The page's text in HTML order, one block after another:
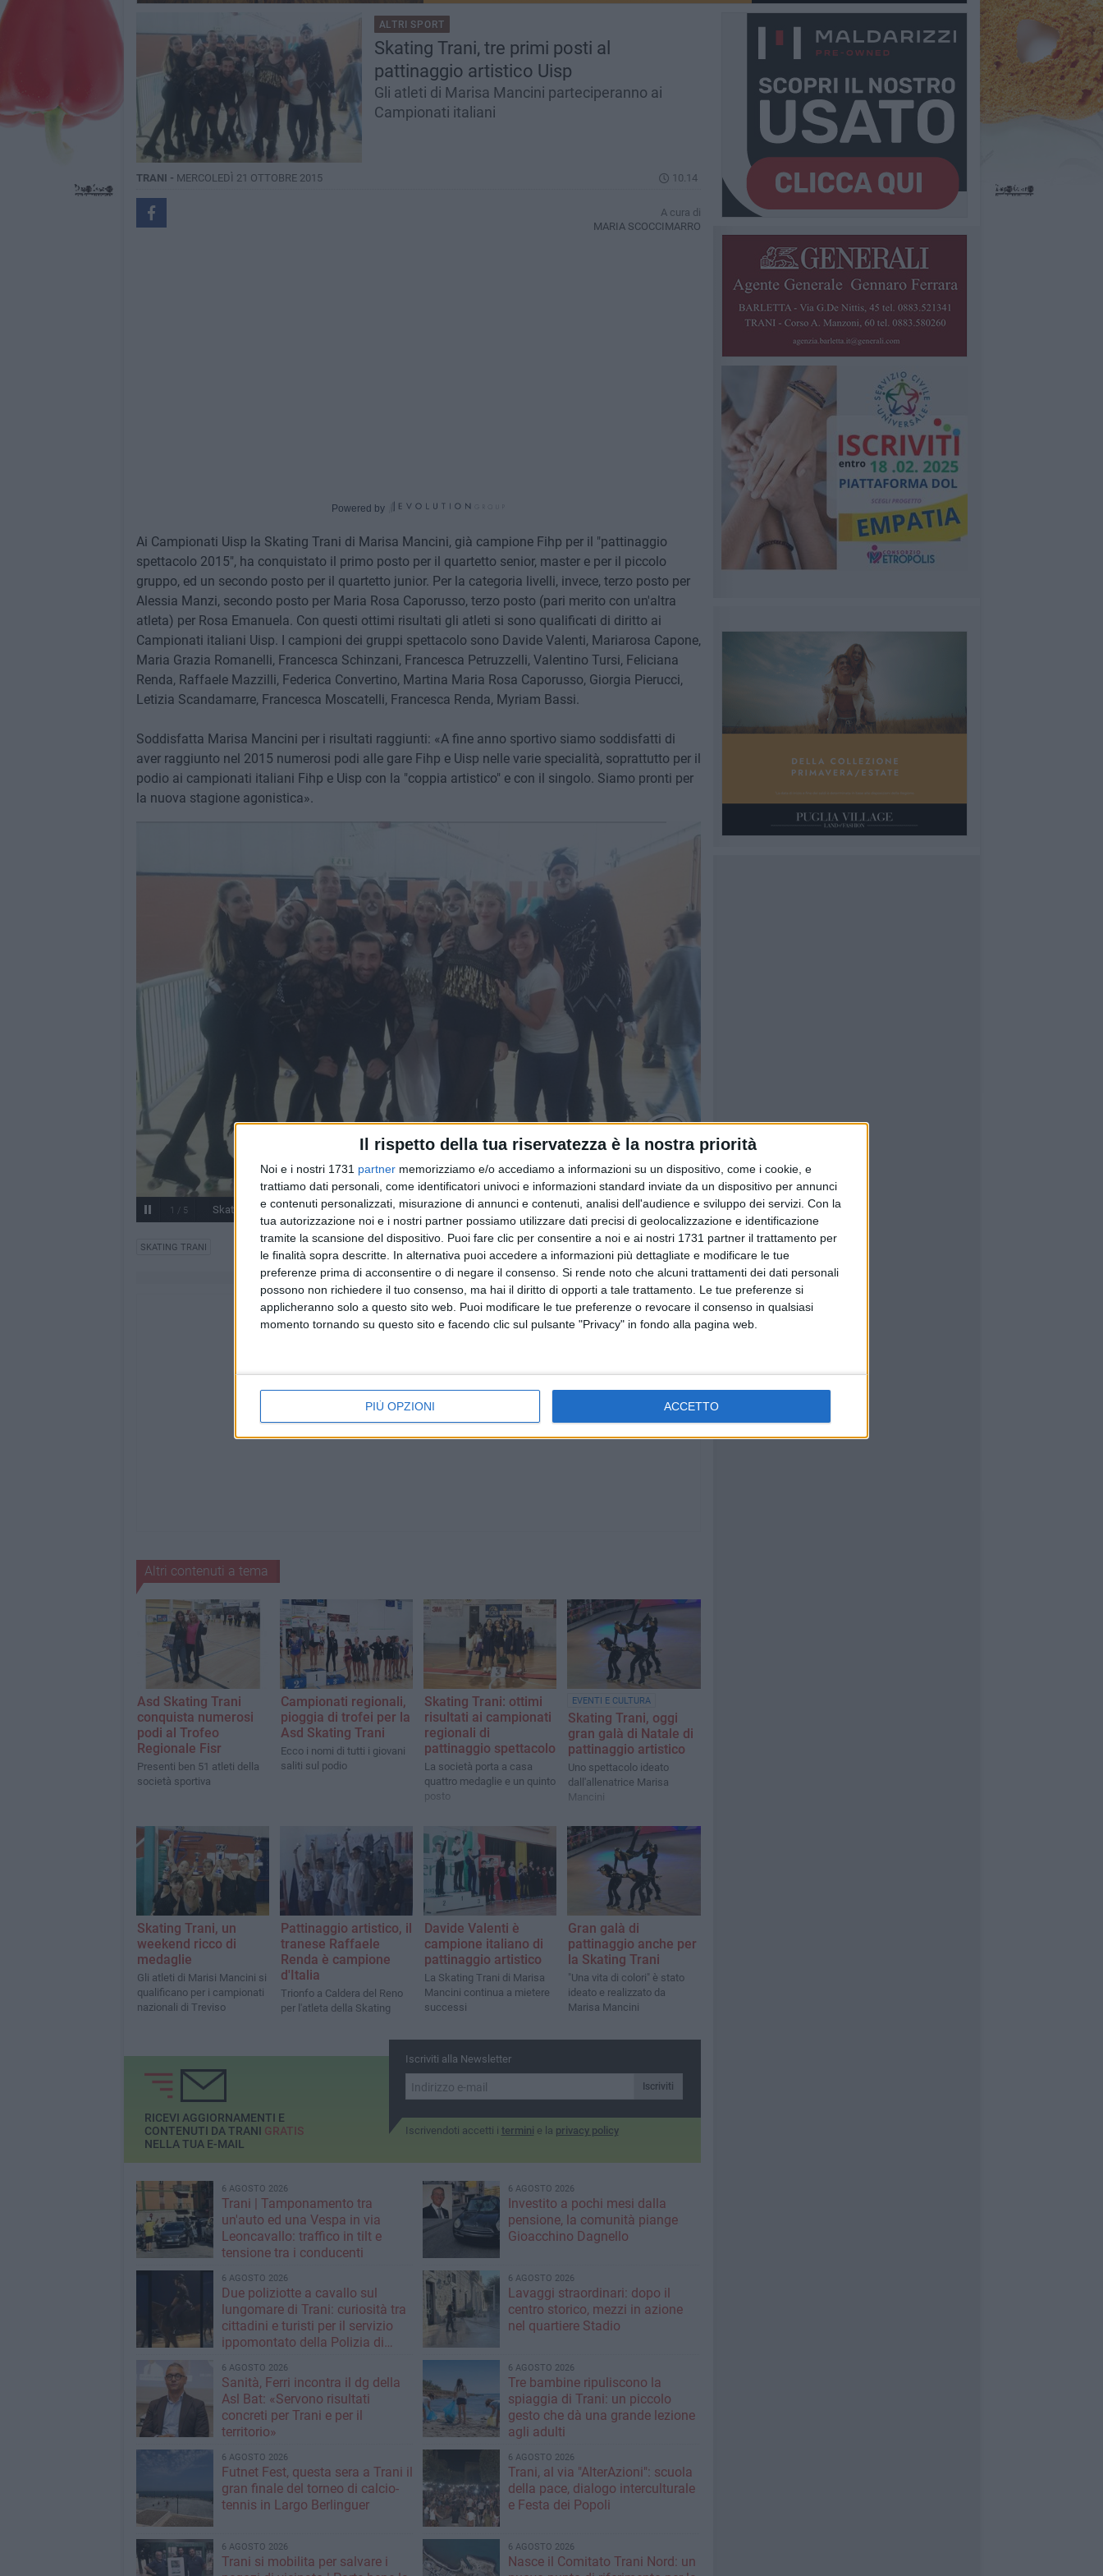
Il rispetto della tua riservatezza è la nostra priorità
Noi e i nostri 1731 partner memorizziamo e/o accediamo a informazioni su un dispositivo, come i cookie, e
trattiamo dati personali, come identificatori univoci e informazioni standard inviate da un dispositivo per annunci
e contenuti personalizzati, misurazione di annunci e contenuti, analisi dell'audience e sviluppo dei servizi. Con la
tua autorizzazione noi e i nostri partner possiamo utilizzare dati precisi di geolocalizzazione e identificazione
tramite la scansione del dispositivo. Puoi fare clic per consentire a noi e ai nostri 1731 partner il trattamento per
le finalità sopra descritte. In alternativa puoi accedere a informazioni più dettagliate e modificare le tue
preferenze prima di acconsentire o di negare il consenso. Si rende noto che alcuni trattamenti dei dati personali
possono non richiedere il tuo consenso, ma hai il diritto di opporti a tale trattamento. Le tue preferenze si
applicheranno solo a questo sito web. Puoi modificare le tue preferenze o revocare il consenso in qualsiasi
momento tornando su questo sito e facendo clic sul pulsante "Privacy" in fondo alla pagina web.
PIÙ OPZIONI ACCETTO
ALTRI SPORT
Skating Trani, tre primi posti al
pattinaggio artistico Uisp
Gli atleti di Marisa Mancini parteciperanno ai
Campionati italiani
TRANI - MERCOLEDÌ 21 OTTOBRE 2015 10.14
A cura di
MARIA SCOCCIMARRO
Powered by
Ai Campionati Uisp la Skating Trani di Marisa Mancini, già campione Fihp per il "pattinaggio
spettacolo 2015", ha conquistato il primo posto per il quartetto senior, master e per il piccolo
gruppo, ed un secondo posto per il quartetto junior. Per la categoria livelli, invece, terzo posto per
Alessia Manzi, secondo posto per Maria Rosa Caporusso, terzo posto (pari merito con un'altra
atleta) per Rosa Emanuela. Con questi ottimi risultati gli atleti si sono qualificati di diritto ai
Campionati italiani Uisp. I campioni dei gruppi spettacolo sono Davide Valenti, Mariarosa Capone,
Maria Grazia Romanelli, Francesca Schinzani, Francesca Petruzzelli, Valentino Tursi, Feliciana
Renda, Raffaele Mazzilli, Federica Convertino, Martina Maria Rosa Caporusso, Giorgia Pierucci,
Letizia Scandamarre, Francesca Moscatelli, Francesca Renda, Myriam Bassi.
Soddisfatta Marisa Mancini per i risultati raggiunti: «A fine anno sportivo siamo soddisfatti di
aver raggiunto nel 2015 numerosi podi alle gare Fihp e Uisp nelle varie specialità, soprattutto per il
podio ai campionati italiani Fihp e Uisp con la "coppia artistico" e con il singolo. Siamo pronti per
la nuova stagione agonistica».
1 / 5 Skating Trani, tre ori alla gara Uisp
SKATING TRANI
Altri contenuti a tema
Asd Skating Trani
conquista numerosi
podi al Trofeo
Regionale Fisr
Presenti ben 51 atleti della
società sportiva
Campionati regionali,
pioggia di trofei per la
Asd Skating Trani
Ecco i nomi di tutti i giovani
saliti sul podio
Skating Trani: ottimi
risultati ai campionati
regionali di
pattinaggio spettacolo
La società porta a casa
quattro medaglie e un quinto
posto
EVENTI E CULTURA
Skating Trani, oggi
gran galà di Natale di
pattinaggio artistico
Uno spettacolo ideato
dall'allenatrice Marisa
Mancini
Skating Trani, un
weekend ricco di
medaglie
Gli atleti di Marisi Mancini si
qualificano per i campionati
nazionali di Treviso
Pattinaggio artistico, il
tranese Raffaele
Renda è campione
d'Italia
Trionfo a Caldera del Reno
per l'atleta della Skating
Davide Valenti è
campione italiano di
pattinaggio artistico
La Skating Trani di Marisa
Mancini continua a mietere
successi
Gran galà di
pattinaggio anche per
la Skating Trani
"Una vita di colori" è stato
ideato e realizzato da
Marisa Mancini
Iscriviti alla Newsletter
Iscriviti
Iscrivendoti accetti i termini e la privacy policy
RICEVI AGGIORNAMENTI E
CONTENUTI DA TRANI GRATIS
NELLA TUA E-MAIL
6 AGOSTO 2026
Trani | Tamponamento tra
un'auto ed una Vespa in via
Leoncavallo: traffico in tilt e
tensione tra i conducenti
6 AGOSTO 2026
Investito a pochi mesi dalla
pensione, la comunità piange
Gioacchino Dagnello
6 AGOSTO 2026
Due poliziotte a cavallo sul
lungomare di Trani: curiosità tra
cittadini e turisti per il servizio
ippomontato della Polizia di
6 AGOSTO 2026
Lavaggi straordinari: dopo il
centro storico, mezzi in azione
nel quartiere Stadio
6 AGOSTO 2026
Sanità, Ferri incontra il dg della
Asl Bat: «Servono risultati
concreti per Trani e per il
territorio»
6 AGOSTO 2026
Tre bambine ripuliscono la
spiaggia di Trani: un piccolo
gesto che dà una grande lezione
agli adulti
6 AGOSTO 2026
Futnet Fest, questa sera a Trani il
gran finale del torneo di calcio-
tennis in Largo Berlinguer
6 AGOSTO 2026
Trani, al via "AlterAzioni": scuola
della pace, dialogo interculturale
e Festa dei Popoli
6 AGOSTO 2026
Trani si mobilita per salvare i
6 AGOSTO 2026
Nasce il Comitato Trani Nord: un